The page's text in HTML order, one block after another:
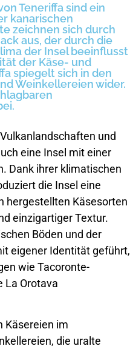
Teneriffa sind ein
kanarischen
zeichnen sich durch
aus, der durch die
der Insel beeinflusst
der Käse- und
spiegelt sich in den
Weinkellereien wider.
und
eine Insel mit einer
Dank ihrer klimatischen
die Insel eine
hergestellten Käsesorten
einzigartiger Textur.
Böden und der
eigener Identität geführt,
wie Tacoronte-
La Orotava
Käsereien im
die uralte